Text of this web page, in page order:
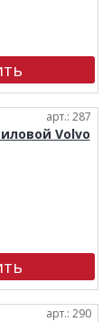
арт.: 287
Volvo
арт.: 290